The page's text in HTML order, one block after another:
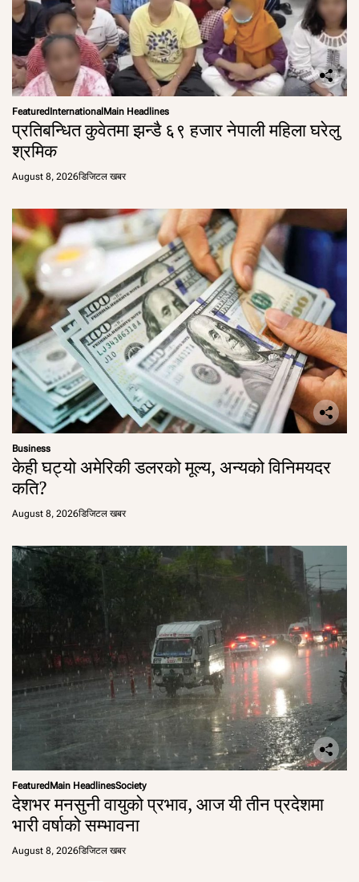
FeaturedInternationalMain Headlines
प्रतिबन्धित कुवेतमा झन्डै ६९ हजार नेपाली महिला घरेलु
श्रमिक
August 8, 2026डिजिटल खबर
Business
केही घट्यो अमेरिकी डलरको मूल्य, अन्यको विनिमयदर
कति?
August 8, 2026डिजिटल खबर
FeaturedMain HeadlinesSociety
देशभर मनसुनी वायुको प्रभाव, आज यी तीन प्रदेशमा
भारी वर्षाको सम्भावना
August 8, 2026डिजिटल खबर